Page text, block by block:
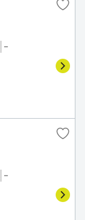
－
－